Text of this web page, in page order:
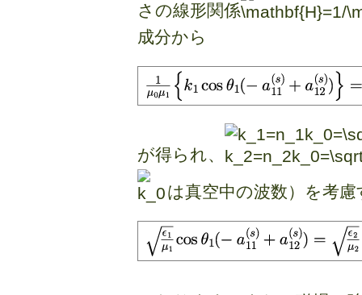
さの線形関係
成分から
が得られ、
は真空中の波数）を考